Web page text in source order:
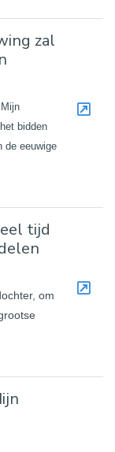
zal
bidden
de eeuwige
tijd
om